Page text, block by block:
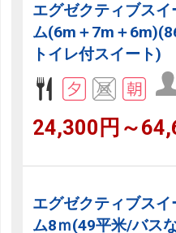
エグゼクティブス
ム(6m＋7m＋
トイレ付スイート)
24,300円～
エグゼクティブス
ム8ｍ(49平米/バス